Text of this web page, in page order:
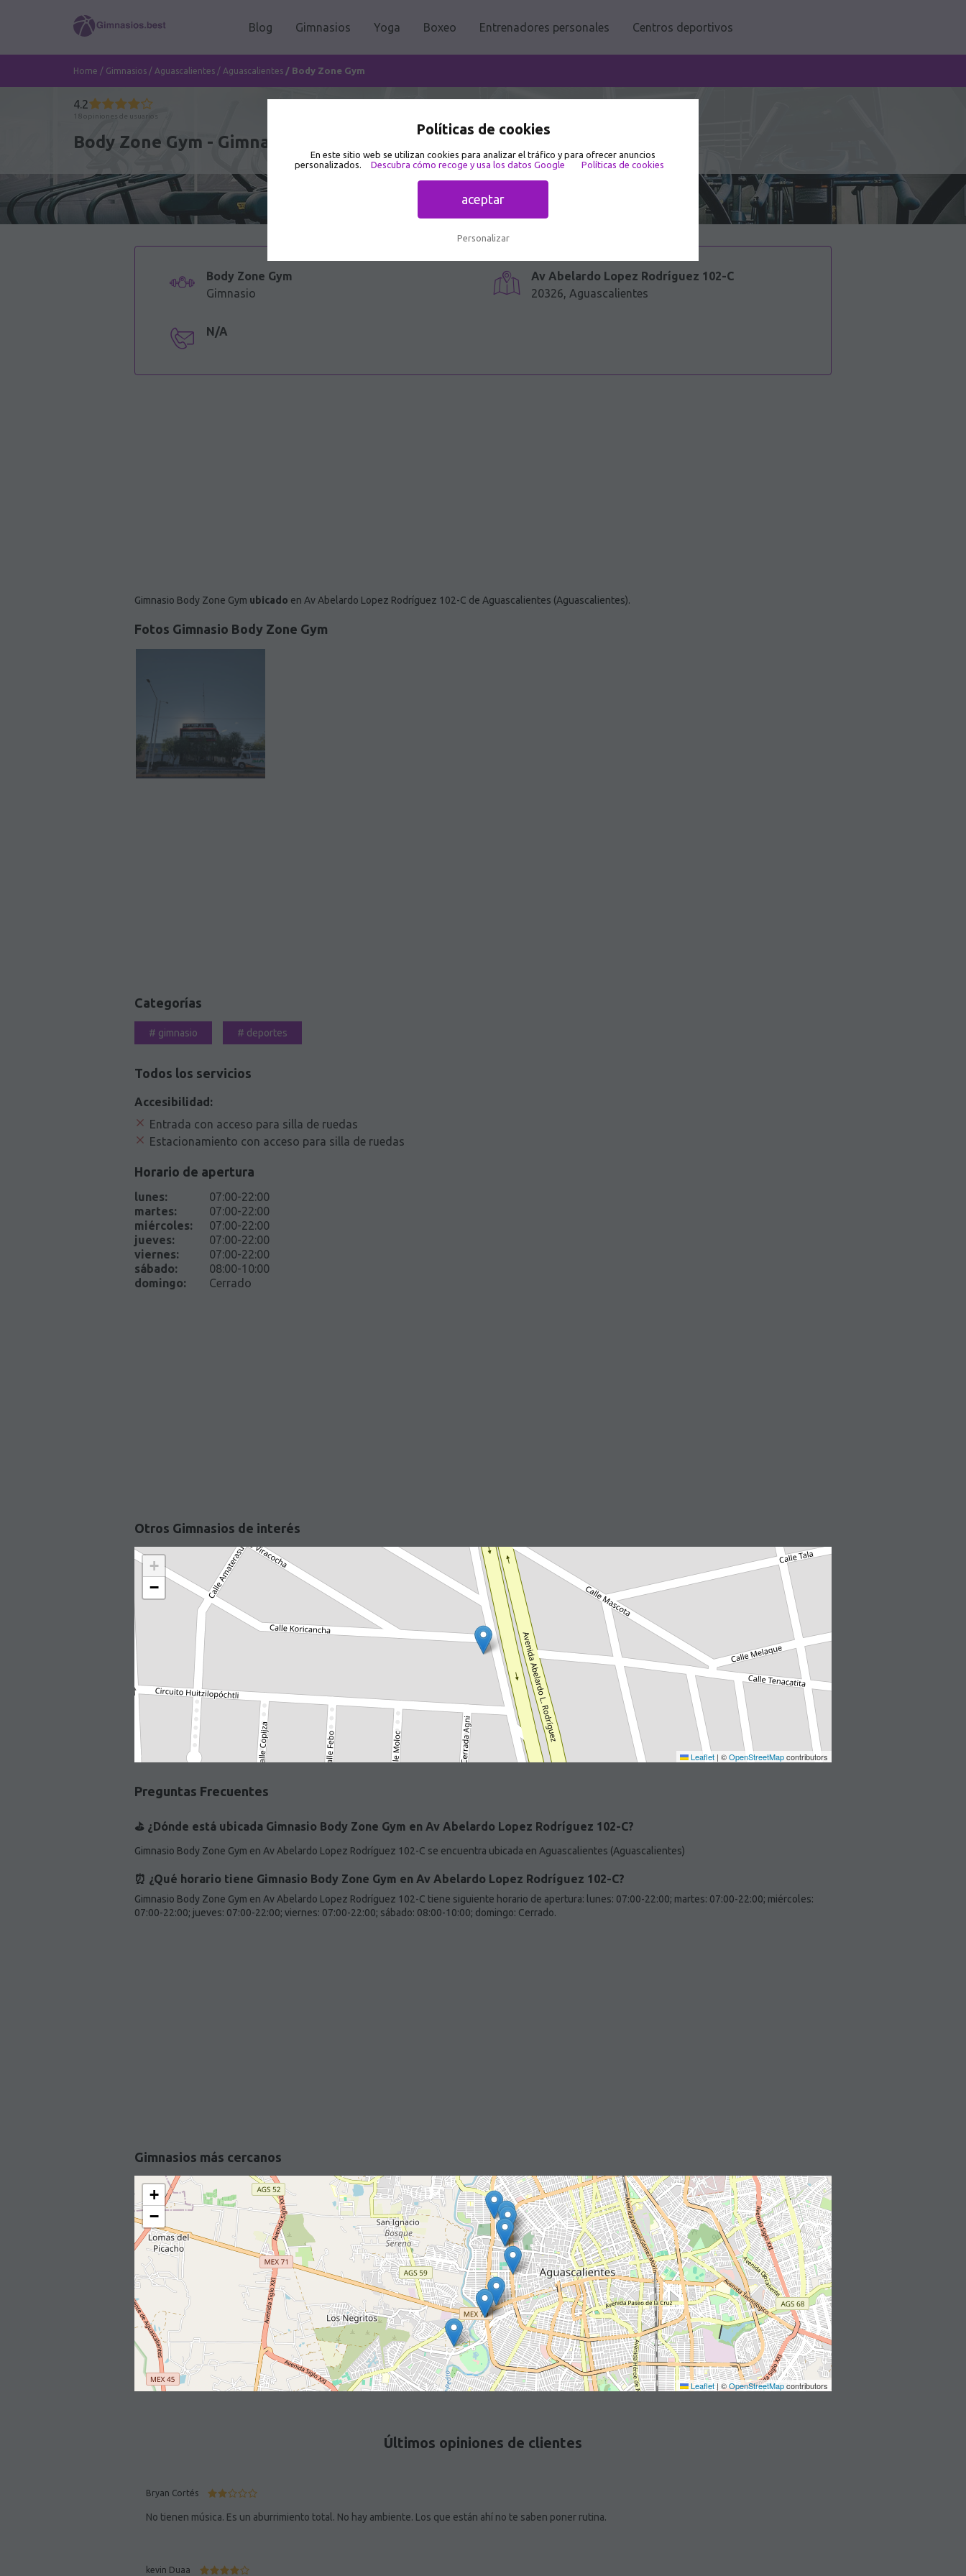
Políticas de cookies
En este sitio web se utilizan cookies para analizar el tráfico y para ofrecer anuncios
personalizados.
Descubra cómo recoge y usa los datos Google Políticas de cookies
aceptar
Personalizar
Blog Gimnasios Yoga Boxeo Entrenadores personales Centros deportivos
Home / Gimnasios / Aguascalientes / Aguascalientes / Body Zone Gym
4.2
18 opiniones de usuarios
Body Zone Gym - Gimnasio en Av Abelardo Lopez Rodríguez 102-C
Body Zone Gym
Gimnasio
Av Abelardo Lopez Rodríguez 102-C
20326, Aguascalientes
N/A
Gimnasio Body Zone Gym ubicado en Av Abelardo Lopez Rodríguez 102-C de Aguascalientes (Aguascalientes).
Fotos Gimnasio Body Zone Gym
Categorías
# gimnasio # deportes
Todos los servicios
Accesibilidad:
Entrada con acceso para silla de ruedas
Estacionamiento con acceso para silla de ruedas
Horario de apertura
lunes:
07:00-22:00
martes:
07:00-22:00
miércoles:
07:00-22:00
jueves:
07:00-22:00
viernes:
07:00-22:00
sábado:
08:00-10:00
domingo: Cerrado
Otros Gimnasios de interés
+
−
Leaflet | ©OpenStreetMapcontributors
Preguntas Frecuentes
⛳️ ¿Dónde está ubicada Gimnasio Body Zone Gym en Av Abelardo Lopez Rodríguez 102-C?
Gimnasio Body Zone Gym en Av Abelardo Lopez Rodríguez 102-C se encuentra ubicada en Aguascalientes (Aguascalientes)
⏰ ¿Qué horario tiene Gimnasio Body Zone Gym en Av Abelardo Lopez Rodríguez 102-C?
Gimnasio Body Zone Gym en Av Abelardo Lopez Rodríguez 102-C tiene siguiente horario de apertura: lunes: 07:00-22:00; martes: 07:00-22:00; miércoles:
07:00-22:00; jueves: 07:00-22:00; viernes: 07:00-22:00; sábado: 08:00-10:00; domingo: Cerrado.
Gimnasios más cercanos
+
−
Leaflet | ©OpenStreetMapcontributors
Últimos opiniones de clientes
Bryan Cortés
No tienen música. Es un aburrimiento total. No hay ambiente. Los que están ahí no te saben poner rutina.
kevin Duaa